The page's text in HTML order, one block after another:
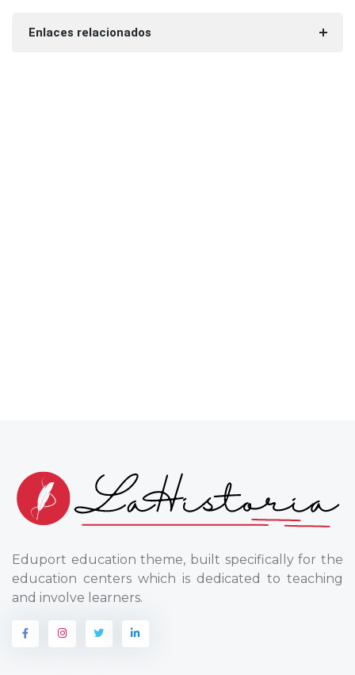
Enlaces relacionados
Eduport education theme, built specifically for the
education centers which is dedicated to teaching
and involve learners.